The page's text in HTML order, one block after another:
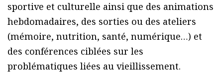
sportive et culturelle ainsi que des animations
hebdomadaires, des sorties ou des ateliers
(mémoire, nutrition, santé, numérique…) et
des conférences ciblées sur les
problématiques liées au vieillissement.